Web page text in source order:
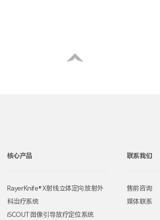
核心产品
RayerKnife® X射线立体定向放射外
科治疗系统
iSCOUT 图像引导放疗定位系统
联系我们
售前咨询
媒体联系